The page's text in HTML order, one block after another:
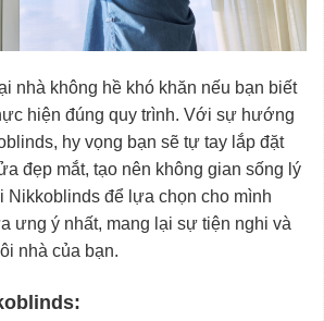
nhà không hề khó khăn nếu bạn biết
hiện đúng quy trình. Với sự hướng
hy vọng bạn sẽ tự tay lắp đặt
đẹp mắt, tạo nên không gian sống lý
để lựa chọn cho mình
ưng ý nhất, mang lại sự tiện nghi và
nhà của bạn.